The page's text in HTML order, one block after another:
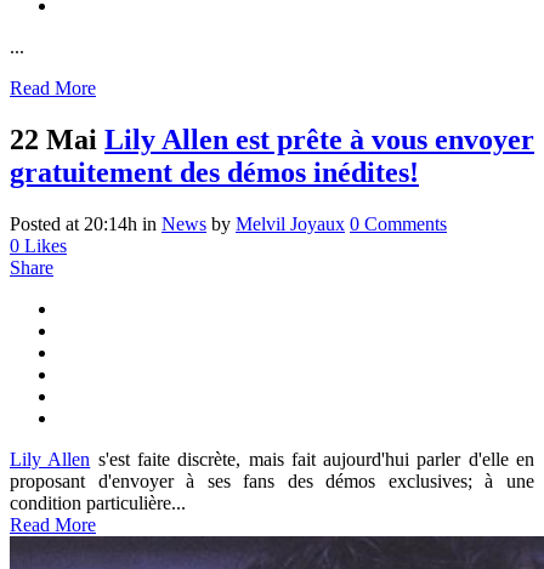
...
Read More
22 Mai Lily Allen est prête à vous envoyer
gratuitement des démos inédites!
Posted at 20:14h in News by Melvil Joyaux 0 Comments
0 Likes
Share
Lily Allen s'est faite discrète, mais fait aujourd'hui parler d'elle en
proposant d'envoyer à ses fans des démos exclusives; à une
condition particulière...
Read More